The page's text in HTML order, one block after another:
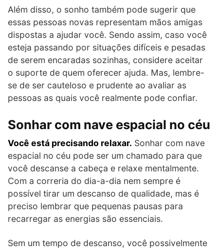
Além disso, o sonho também pode sugerir que
essas pessoas novas representam mãos amigas
dispostas a ajudar você. Sendo assim, caso você
esteja passando por situações difíceis e pesadas
de serem encaradas sozinhas, considere aceitar
o suporte de quem oferecer ajuda. Mas, lembre-
se de ser cauteloso e prudente ao avaliar as
pessoas as quais você realmente pode confiar.
Sonhar com nave espacial no céu
Você está precisando relaxar. Sonhar com nave
espacial no céu pode ser um chamado para que
você descanse a cabeça e relaxe mentalmente.
Com a correria do dia-a-dia nem sempre é
possível tirar um descanso de qualidade, mas é
preciso lembrar que pequenas pausas para
recarregar as energias são essenciais.
Sem um tempo de descanso, você possivelmente